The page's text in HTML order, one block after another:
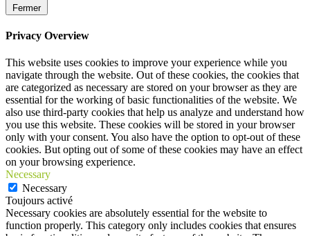
Fermer
Privacy Overview
This website uses cookies to improve your experience while you
navigate through the website. Out of these cookies, the cookies that
are categorized as necessary are stored on your browser as they are
essential for the working of basic functionalities of the website. We
also use third-party cookies that help us analyze and understand how
you use this website. These cookies will be stored in your browser
only with your consent. You also have the option to opt-out of these
cookies. But opting out of some of these cookies may have an effect
on your browsing experience.
Necessary
Necessary
Toujours activé
Necessary cookies are absolutely essential for the website to
function properly. This category only includes cookies that ensures